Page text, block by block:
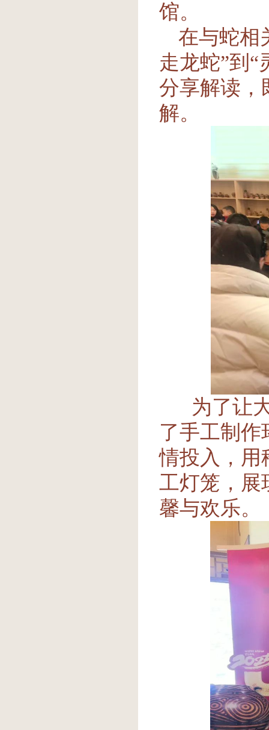
馆。
在与蛇相
走龙蛇”到
分享解读，
解。
为了让大
了手工制作
情投入，用
工灯笼，展
馨与欢乐。